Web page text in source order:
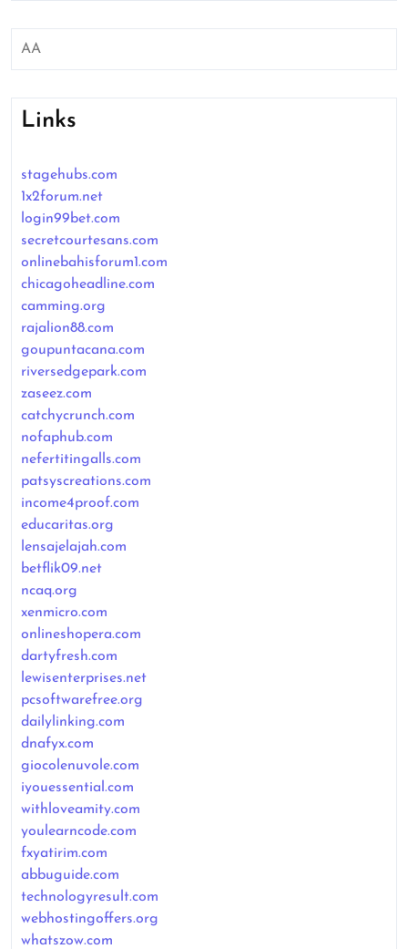
AA
Links
stagehubs.com
1x2forum.net
login99bet.com
secretcourtesans.com
onlinebahisforum1.com
chicagoheadline.com
camming.org
rajalion88.com
goupuntacana.com
riversedgepark.com
zaseez.com
catchycrunch.com
nofaphub.com
nefertitingalls.com
patsyscreations.com
income4proof.com
educaritas.org
lensajelajah.com
betflik09.net
ncaq.org
xenmicro.com
onlineshopera.com
dartyfresh.com
lewisenterprises.net
pcsoftwarefree.org
dailylinking.com
dnafyx.com
giocolenuvole.com
iyouessential.com
withloveamity.com
youlearncode.com
fxyatirim.com
abbuguide.com
technologyresult.com
webhostingoffers.org
whatszow.com